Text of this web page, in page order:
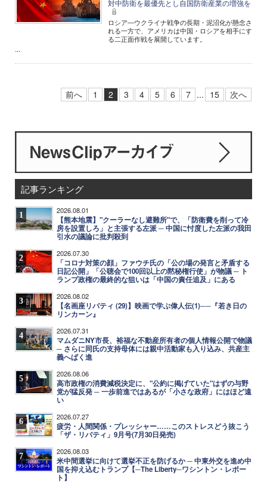
対中防衛を最優先とし自国防衛産業の増強を
ロシア―ウクライナ戦争の長期・泥沼化が懸念さ
れる一方で、アメリカは中国・ロシアを相手にす
る二正面作戦を展開しています。
...
前へ 1 2 3 4 5 6 7 ... 15 次へ
記事ランキング
1 2026.08.01
【熊本地震】"クーラーなし避難所"で、「防衛費を削って冷
房を設置しろ」と主張する左派 ─ 中国に忖度した左派の我田
引水の議論に批判殺到
2 2026.07.30
「コロナ対策の顔」ファウチ氏の「公の場の発言と矛盾する
日記公開」「公聴会で100回以上の黙秘権行使」が物議 ─ ト
ランプ政権の最終的な狙いは「中国の責任追及」にある
3 2026.08.02
【名画座リバティ (29)】映画で学ぶ偉人伝(1)──『若き日の
リンカーン』
4 2026.07.31
マムダニNY市長、裕福な不動産所有者の個人情報公開で物議
─ さらに同氏の支持母体には親中活動家も入り込み、共産主
義へばく進
5 2026.08.06
高市政権の消費減税決定に、"公約に掲げていた"はずの与野
党が猛反発 ─ 一歩前進ではあるが「小さな政府」にはほど遠
い
6 2026.07.27
疲労・人間関係・プレッシャー……このストレスどう抜こう
「ザ・リバティ」9月号(7月30日発売)
7 2026.08.03
米中間選挙に向けて選挙不正を防げるか ─ 中東外交を進め中
国を抑え込むトランプ【─The Liberty─ワシントン・レポー
ト】